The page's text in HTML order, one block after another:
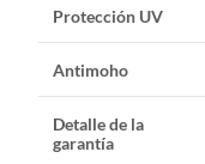
Protección UV
Antimoho
Detalle de la
garantía